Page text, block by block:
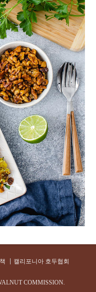
캘리포니아 호두협회
COMMISSION.